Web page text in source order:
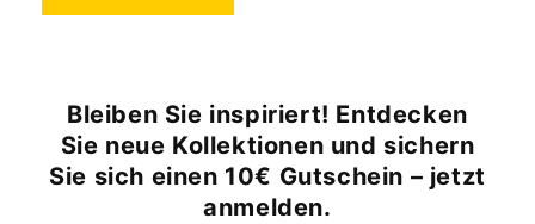
Bleiben Sie inspiriert! Entdecken
Sie neue Kollektionen und sichern
Sie sich einen 10€ Gutschein – jetzt
anmelden.